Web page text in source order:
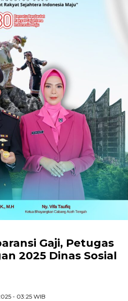
Gaji, Petugas
2025 Dinas Sosial
- 03:25 WIB